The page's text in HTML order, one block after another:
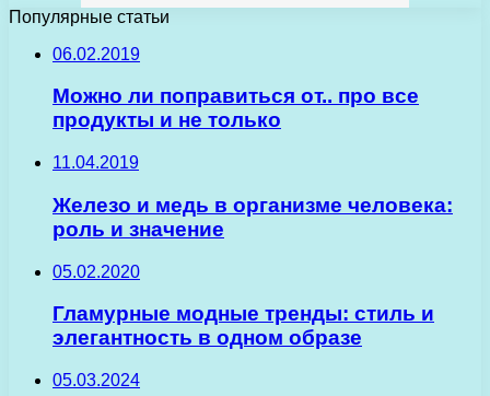
Популярные статьи
06.02.2019
Можно ли поправиться от.. про все
продукты и не только
11.04.2019
Железо и медь в организме человека:
роль и значение
05.02.2020
Гламурные модные тренды: стиль и
элегантность в одном образе
05.03.2024